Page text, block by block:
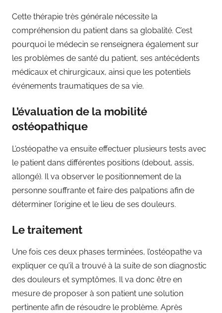
Cette thérapie très générale nécessite la
compréhension du patient dans sa globalité. C’est
pourquoi le médecin se renseignera également sur
les problèmes de santé du patient, ses antécédents
médicaux et chirurgicaux, ainsi que les potentiels
événements traumatiques de sa vie.
L’évaluation de la mobilité
ostéopathique
L’ostéopathe va ensuite effectuer plusieurs tests avec
le patient dans différentes positions (debout, assis,
allongé). Il va observer le positionnement de la
personne souffrante et faire des palpations afin de
déterminer l’origine et le lieu de ses douleurs.
Le traitement
Une fois ces deux phases terminées, l’ostéopathe va
expliquer ce qu’il a trouvé à la suite de son diagnostic
des douleurs et symptômes. Il va donc être en
mesure de proposer à son patient une solution
pertinente afin de résoudre le problème. Après